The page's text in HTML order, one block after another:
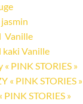
Vanille
kaki Vanille
PINK STORIES »
« PINK STORIES »
PINK STORIES »